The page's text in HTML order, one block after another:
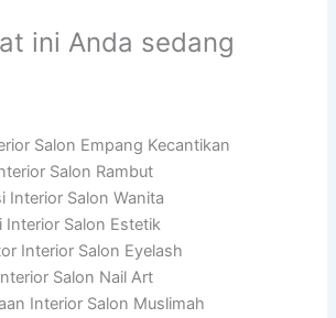
ini Anda sedang
Salon Empang Kecantikan
Salon Rambut
Interior Salon Wanita
Interior Salon Estetik
Interior Salon Eyelash
Salon Nail Art
Interior Salon Muslimah